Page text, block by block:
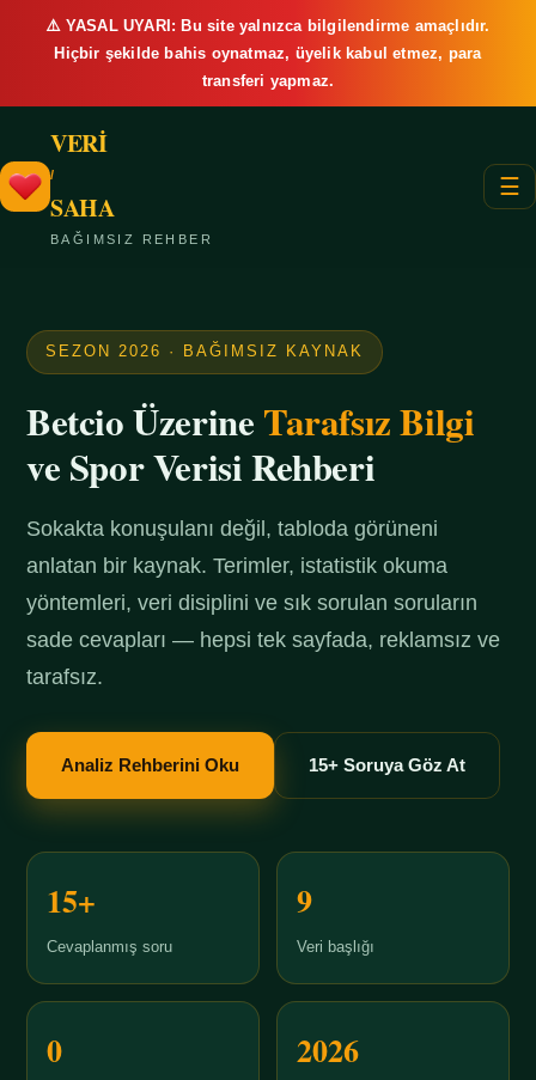
⚠️ YASAL UYARI: Bu site yalnızca bilgilendirme amaçlıdır.
Hiçbir şekilde bahis oynatmaz, üyelik kabul etmez, para
transferi yapmaz.
VERİ
/
SAHA
BAĞIMSIZ REHBER
☰
SEZON 2026 · BAĞIMSIZ KAYNAK
Betcio ÜzerineTarafsız Bilgi
ve Spor Verisi Rehberi
Sokakta konuşulanı değil, tabloda görüneni
anlatan bir kaynak. Terimler, istatistik okuma
yöntemleri, veri disiplini ve sık sorulan soruların
sade cevapları — hepsi tek sayfada, reklamsız ve
tarafsız.
Analiz Rehberini Oku 15+ Soruya Göz At
15+
Cevaplanmış soru
9
Veri başlığı
0 2026